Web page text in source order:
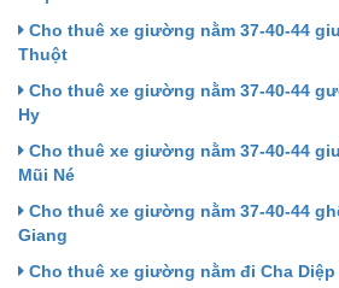
Cho thuê xe giường nằm 37-40-44
Thuột
Cho thuê xe giường nằm 37-40-44
Hy
Cho thuê xe giường nằm 37-40-44
Mũi Né
Cho thuê xe giường nằm 37-40-44
Giang
Cho thuê xe giường nằm đi Cha Diệp